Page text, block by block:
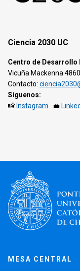
Ciencia 2030 UC
Centro de Desarrollo
Vicuña Mackenna
Contacto:
Síguenos:
📸 Instagram 💼
MESA CENTRAL